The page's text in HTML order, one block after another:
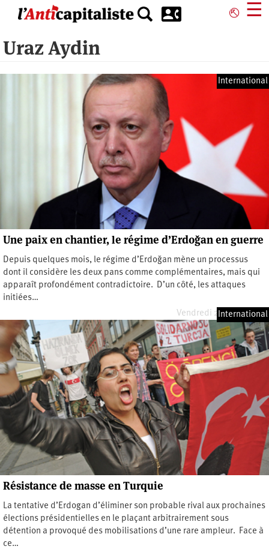
principal
⎋ ☰
Uraz Aydin
International
Une paix en chantier, le régime d’Erdoğan en guerre
Depuis quelques mois, le régime d’Erdoğan mène un processus
dont il considère les deux pans comme complémentaires, mais qui
apparaît profondément contradictoire. D’un côté, les attaques
initiées…
Vendredi 25 juillet 2025
International
Résistance de masse en Turquie
La tentative d’Erdogan d’éliminer son probable rival aux prochaines
élections présidentielles en le plaçant arbitrairement sous
détention a provoqué des mobilisations d’une rare ampleur. Face à
ce…